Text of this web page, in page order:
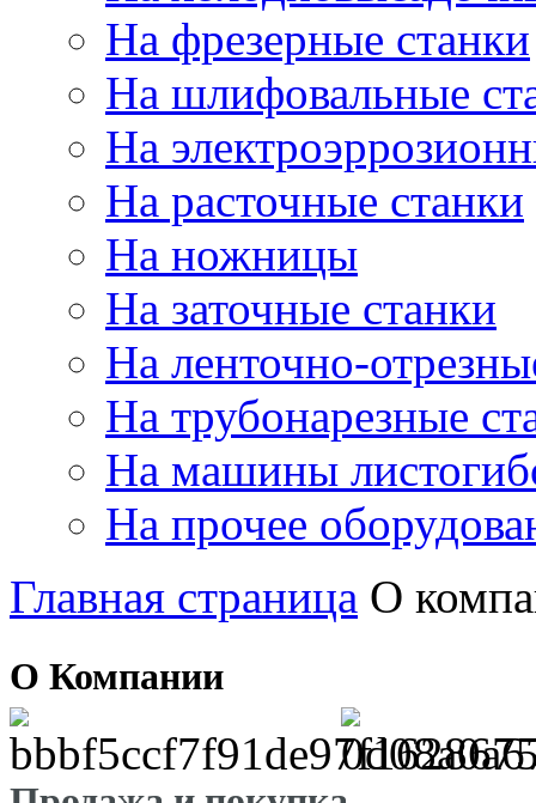
На фрезерные станки
На шлифовальные
На
На расточные станки
На ножницы
На заточные станки
На ленточно-
На трубонарезные
На машины
На прочее
Главная страница О
О Компании